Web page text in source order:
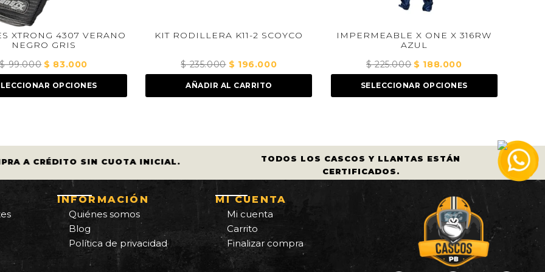
XTRONG 4307 VERANO
NEGRO GRIS
99.000El
precio
original
$83.000El
precio
actual
OPCIONES
KIT RODILLERA K11-2 SCOYCO
235.000El
precio
original
$196.000El
precio
actual
AÑADIR AL CARRITO
IMPERMEABLE X ONE X 316RW
AZUL
225.000El
precio
original
$188.000El
precio
actual
SELECCIONAR OPCIONES
A CRÉDITO SIN CUOTA INICIAL.
TODOS LOS CASCOS Y LLANTAS ESTÁN
CERTIFICADOS.
INFORMACIÓN
Quiénes somos
Blog
Política de privacidad
MI CUENTA
Mi cuenta
Carrito
Finalizar compra